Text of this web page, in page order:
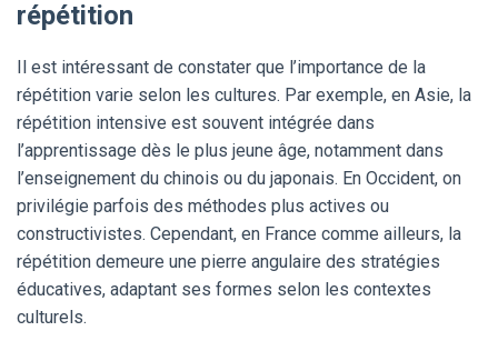
répétition
Il est intéressant de constater que l’importance de la
répétition varie selon les cultures. Par exemple, en Asie, la
répétition intensive est souvent intégrée dans
l’apprentissage dès le plus jeune âge, notamment dans
l’enseignement du chinois ou du japonais. En Occident, on
privilégie parfois des méthodes plus actives ou
constructivistes. Cependant, en France comme ailleurs, la
répétition demeure une pierre angulaire des stratégies
éducatives, adaptant ses formes selon les contextes
culturels.